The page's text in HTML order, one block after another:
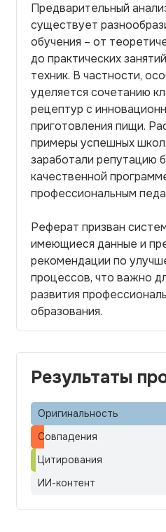
Предварительный
существует
обучения – от
до практических
техник. В частности,
уделяется сочетанию
рецептур с
приготовления пищи.
примеры успешных
заработали репутацию
качественной
профессиональным
Реферат призван
имеющиеся данные и
рекомендации по
процессов, что важно
развития
образования.
Результаты
Оригинальность
Совпадения
Цитирования
ИИ-контент